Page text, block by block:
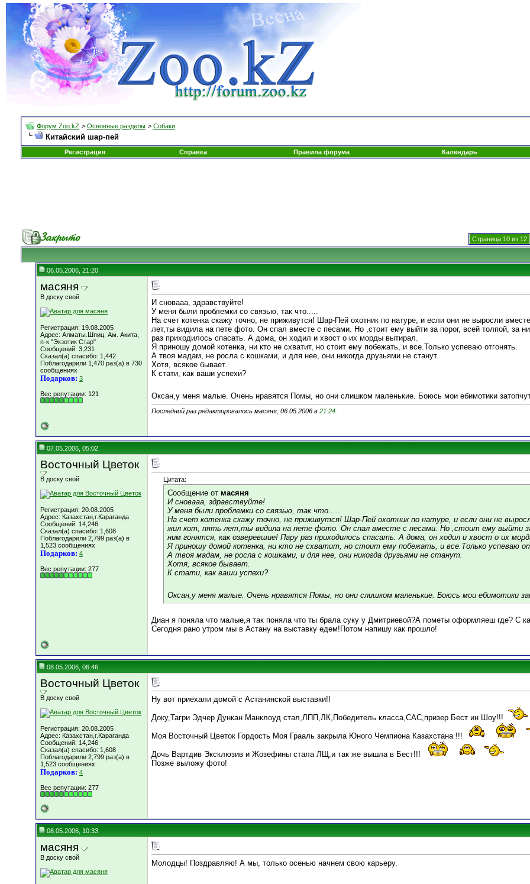
Форум Zoo.kZ > Основные разделы > Собаки
Китайский шар-пей
Регистрация Справка Правила форума Календарь
Страница 10 из 12
06.05.2006, 21:20
масяня
В доску свой
Регистрация: 19.08.2005
Адрес: Алматы.Шпиц, Ам. Акита,
п-к "Экзотик Стар"
Сообщений: 3,231
Сказал(а) спасибо: 1,442
Поблагодарили 1,470 раз(а) в 730
сообщениях
Подарков: 3
Вес репутации: 121
И сновааа, здравствуйте!
У меня были проблемки со связью, так что.....
На счет котенка скажу точно, не приживутся! Шар-Пей охотник по натуре, и если они не выросли
лет,ты видила на пете фото. Он спал вместе с песами. Но ,стоит ему выйти за порог, всей толпой, за
раз приходилось спасать. А дома, он ходил и хвост о их морды вытирал.
Я приношу домой котенка, ни кто не схватит, но стоит ему побежать, и все.Только успеваю отгонять.
А твоя мадам, не росла с кошками, и для нее, они никогда друзьями не станут.
Хотя, всякое бывает.
К стати, как ваши успехи?
Оксан,у меня малые. Очень нравятся Помы, но они слишком маленькие. Боюсь мои ебимотики
Последний раз редактировалось масяня; 06.05.2006 в 21:24
07.05.2006, 05:02
Восточный Цветок
В доску свой
Регистрация: 20.08.2005
Адрес: Казахстан,г.Караганда
Сообщений: 14,246
Сказал(а) спасибо: 1,608
Поблагодарили 2,799 раз(а) в
1,523 сообщениях
Подарков: 4
Вес репутации: 277
Цитата:
Сообщение от масяня
И сновааа, здравствуйте!
У меня были проблемки со связью, так что.....
На счет котенка скажу точно, не приживутся! Шар-Пей охотник по натуре, и если они не
жил кот, пять лет,ты видила на пете фото. Он спал вместе с песами. Но ,стоит ему выйти
ним гонятся, как озверевшие! Пару раз приходилось спасать. А дома, он ходил и хвост о их
Я приношу домой котенка, ни кто не схватит, но стоит ему побежать, и все.Только успеваю
А твоя мадам, не росла с кошками, и для нее, они никогда друзьями не станут.
Хотя, всякое бывает.
К стати, как ваши успехи?
Оксан,у меня малые. Очень нравятся Помы, но они слишком маленькие. Боюсь мои ебимотики
Диан я поняла что малые,я так поняла что ты брала суку у Дмитриевой?А пометы оформляеш где? С
Сегодня рано утром мы в Астану на выставку едем!Потом напишу как прошло!
08.05.2006, 06:46
Восточный Цветок
В доску свой
Регистрация: 20.08.2005
Адрес: Казахстан,г.Караганда
Сообщений: 14,246
Сказал(а) спасибо: 1,608
Поблагодарили 2,799 раз(а) в
1,523 сообщениях
Подарков: 4
Вес репутации: 277
Ну вот приехали домой с Астанинской выставки!!
Доку,Тагри Эдчер Дункан Манклоуд стал,ЛПП,ЛК,Победитель класса,САС,призер Бест ин Шоу!!!
Моя Восточный Цветок Гордость Моя Грааль закрыла Юного Чемпиона Казахстана !!!
Дочь Вартдив Эксклюзив и Жозефины стала ЛЩ,и так же вышла в Бест!!!
Позже выложу фото!
08.05.2006, 10:33
масяня
В доску свой
Молодцы! Поздравляю! А мы, только осенью начнем свою карьеру.